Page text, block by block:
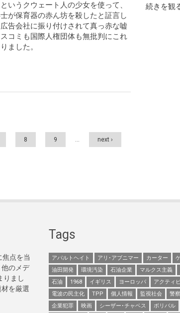
いうクウェート人の少女を使って、
が保育器の赤ん坊を殺したと証言し
告会社に振り付けされて真っ赤な嘘
コミも国際人権団体も無批判にこれ
ました。
8 9 … next ›
続きを観
点を当
のメデ
りまし
を厳選
Tags
アパルトヘイト アリ･アブニマー カーター
油田開発
環境汚染 石油企業 マルクス主義
石油
1968 イギリス ヨーロッパ アクティ
電波の民主化
TPP 個人情報 監視社会 警察
企業犯罪
映画 シーザー･チャベス ボリバル